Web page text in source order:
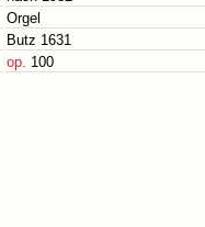
Orgel
Butz 1631
op. 100